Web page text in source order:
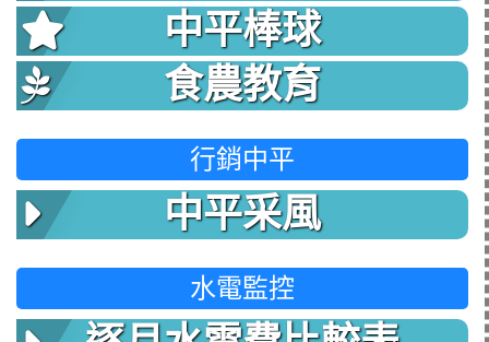
中平棒球
食農教育
行銷中平
中平采風
水電監控